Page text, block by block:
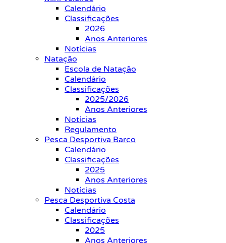
Calendário
Classificações
2026
Anos Anteriores
Notícias
Natação
Escola de Natação
Calendário
Classificações
2025/2026
Anos Anteriores
Notícias
Regulamento
Pesca Desportiva Barco
Calendário
Classificações
2025
Anos Anteriores
Notícias
Pesca Desportiva Costa
Calendário
Classificações
2025
Anos Anteriores